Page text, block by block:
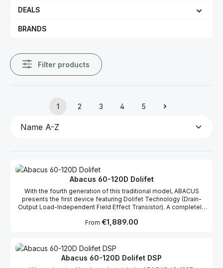
DEALS
BRANDS
Filter products
Page
1
Page
2
Page
3
Page
4
Page
5
Abacus 60-120D Dolifet
With the fourth generation of this traditional model, ABACUS
presents the first device featuring Dolifet Technology (Drain-
Output Load-Independent Field Effect Transistor). A completely
been combined with a new version of ABACUS’s proven circuitry
over speakers while delivering increased performance. The
automatic power-on function and balanced inputs also make it
more versatile and convenient to use.
Regular price:
From €1,889.00
Abacus 60-120D Dolifet DSP